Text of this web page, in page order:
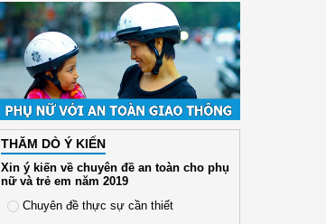
THĂM DÒ Ý KIẾN
Xin ý kiến về chuyên đề an toàn cho phụ
nữ và trẻ em năm 2019
Chuyên đề thực sự cần thiết